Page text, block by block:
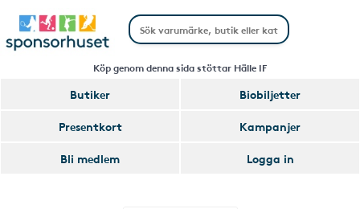
Köp genom denna sida stöttar Hälle IF
Butiker
Biobiljetter
Presentkort
Kampanjer
Bli medlem
Logga in